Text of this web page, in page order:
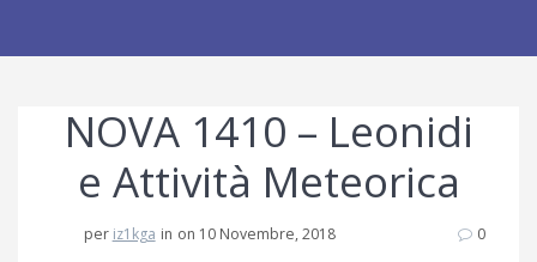
NOVA 1410 – Leonidi
e Attività Meteorica
per iz1kga in on 10 Novembre, 2018 0